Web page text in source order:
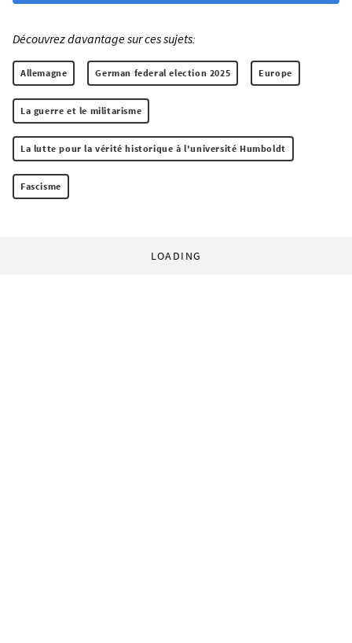
Découvrez davantage sur ces sujets:
Allemagne German federal election 2025 Europe
La guerre et le militarisme
La lutte pour la vérité historique à l'université Humboldt
Fascisme
LOADING